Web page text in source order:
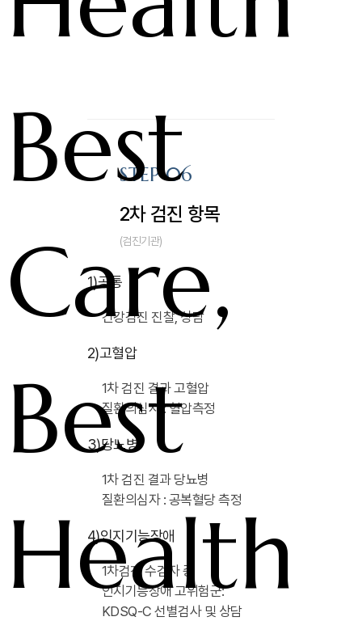
STEP 06
2차 검진 항목
(검진기관)
1)공통
건강검진 진찰, 상담
2)고혈압
1차 검진 결과 고혈압
질환의심자 : 혈압측정
3)당뇨병
1차 검진 결과 당뇨병
질환의심자 : 공복혈당 측정
4)인지기능장애
1차검진 수검자 중
인지기능장애 고위험군:
KDSQ-C 선별검사 및 상담
Best
Care,
Best
Health